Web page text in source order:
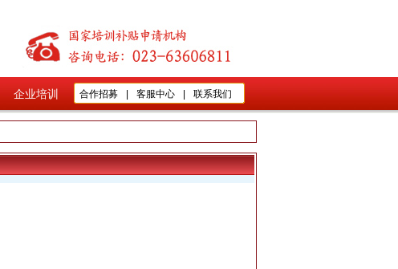
企业培训 合作招募 客服中心 联系我们